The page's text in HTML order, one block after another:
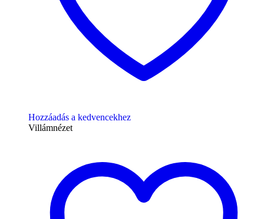
Hozzáadás a kedvencekhez
Villámnézet